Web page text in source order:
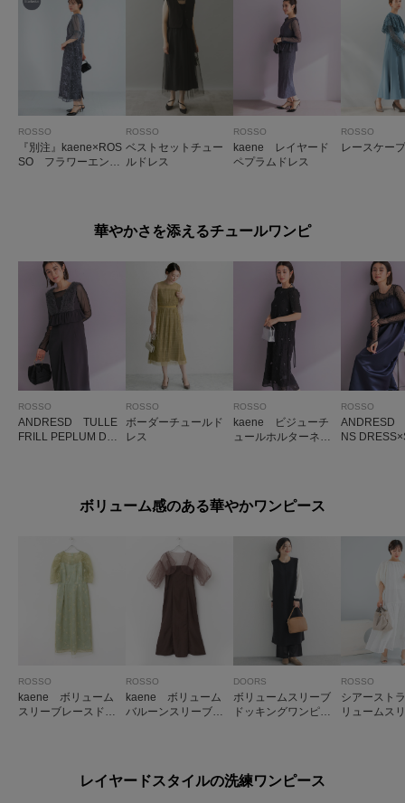
ROSSO
『別注』kaene×ROS
SO フラワーエンブ
ROSSO
ベストセットチュー
ルドレス
ROSSO
kaene レイヤード
ペプラムドレス
ROSSO
レースケー
華やかさを添えるチュールワンピ
ROSSO
ANDRESD TULLE
FRILL PEPLUM DRE
ROSSO
ボーダーチュールド
レス
ROSSO
kaene ビジューチ
ュールホルターネッ
ROSSO
ANDRESD
NS
ボリューム感のある華やかワンピース
ROSSO
kaene ボリューム
スリーブレースドレ
ROSSO
kaene ボリューム
バルーンスリーブド
DOORS
ボリュームスリーブ
ドッキングワンピー
ROSSO
シアースト
リュームス
レイヤードスタイルの洗練ワンピース